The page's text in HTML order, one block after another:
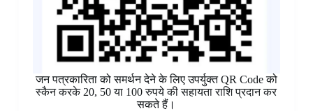
जन पत्रकारिता को समर्थन देने के लिए उपर्युक्त QR Code को
स्कैन करके 20, 50 या 100 रुपये की सहायता राशि प्रदान कर
सकते हैं।